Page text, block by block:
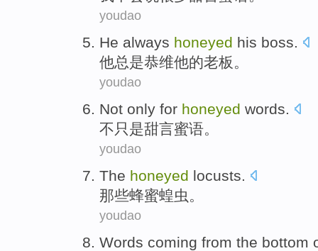
youdao
He always honeyed his boss.
他总是恭维他的老板。
youdao
Not only for honeyed words.
不只是甜言蜜语。
youdao
The honeyed locusts.
那些蜂蜜蝗虫。
youdao
Words coming from the bottom